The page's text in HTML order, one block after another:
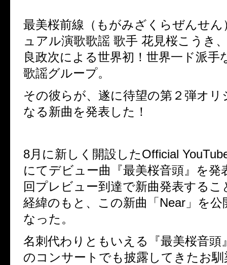
最美桜前線（もがみざくらぜんせ
ュアル演歌歌謡 歌手 花見桜こうき
良政次による世界初！世界一ド派手
歌謡グループ。
その彼らが、遂に待望の第２弾オリ
なる新曲を発表した！
8月に新しく開設したOfficial
にてデビュー曲『最美桜音頭』を発
回プレビュー到達で新曲発表するこ
経緯のもと、この新曲「Near」を
なった。
名刺代わりともいえる『最美桜音頭
のコンサートでも披露してきたお